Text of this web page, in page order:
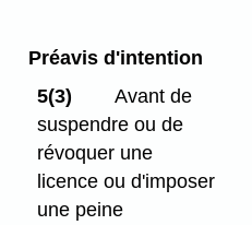
Préavis d'intention
5(3)
Avant de
suspendre ou de
révoquer une
licence ou d'imposer
une peine